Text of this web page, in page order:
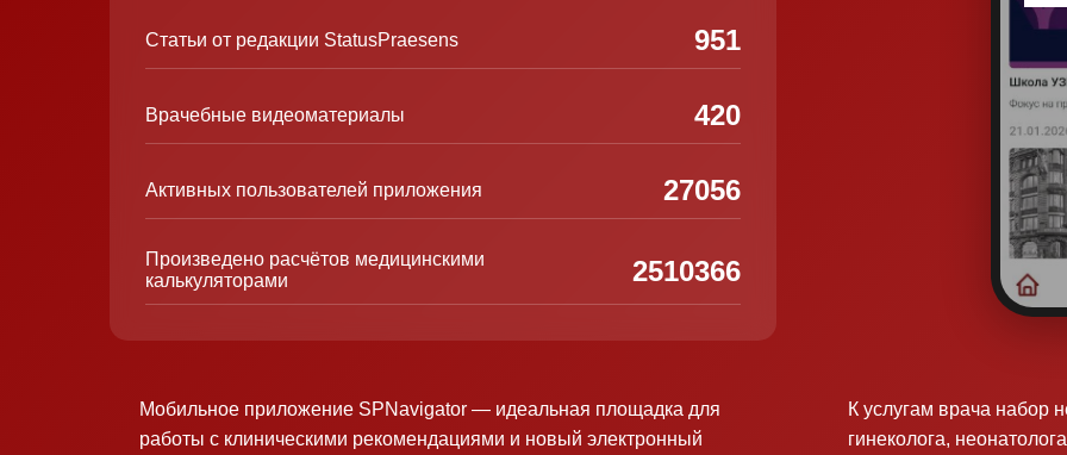
Статьи от редакции StatusPraesens 951
Врачебные видеоматериалы 420
Активных пользователей приложения 27056
Произведено расчётов медицинскими
калькуляторами
2510366
Мобильное приложение SPNavigator — идеальная площадка для
работы с клиническими рекомендациями и новый электронный
К услугам врача набор
гинеколога,